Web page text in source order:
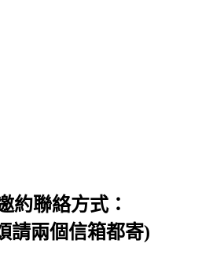
約聯絡方式：
請兩個信箱都寄)